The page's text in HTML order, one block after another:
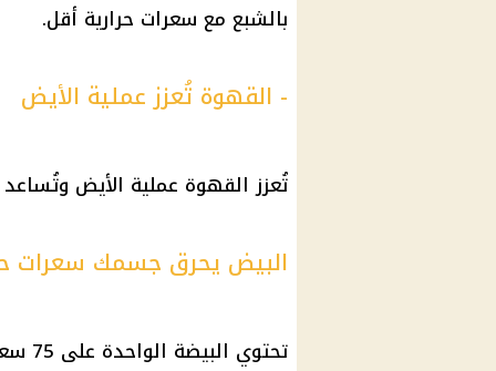
بالشبع مع سعرات حرارية أقل.
- القهوة تُعزز عملية الأيض
تُعزز القهوة عملية الأيض
البيض يحرق جسمك سعرات